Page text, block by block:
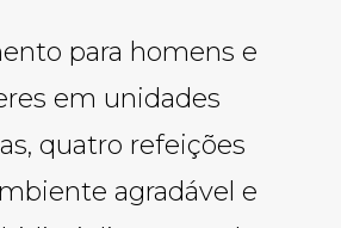
para homens e
em unidades
quatro refeições
agradável e